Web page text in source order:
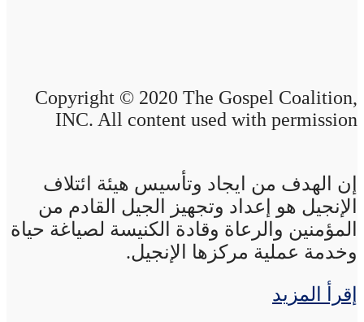
Copyright © 2020 The Gospel Coalition,
INC. All content used with permission
إن الهدف من ايجاد وتأسيس هيئة ائتلاف
الإنجيل هو إعداد وتجهيز الجيل القادم من
المؤمنين والرعاة وقادة الكنيسة لصياغة حياة
وخدمة عملية مركزها الإنجيل.
إقرأ المزيد